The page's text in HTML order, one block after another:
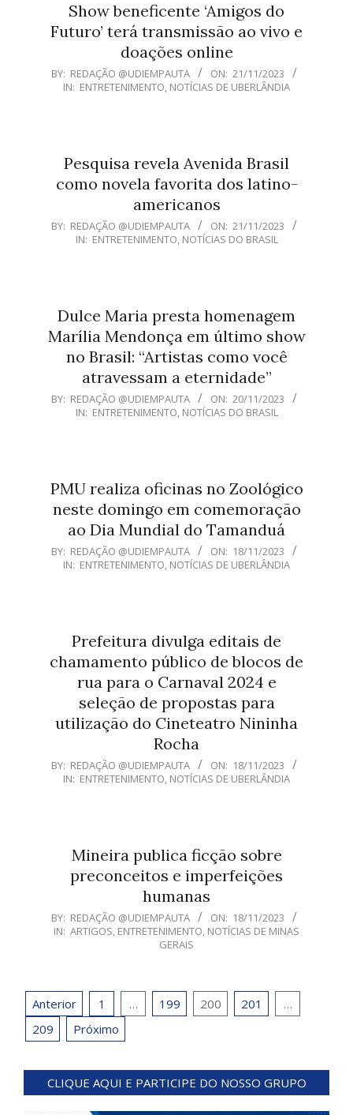
Show beneficente ‘Amigos do
Futuro’ terá transmissão ao vivo e
doações online
2023-
11-
BY: REDAÇÃO @UDIEMPAUTA ON: 21/11/2023
IN: ENTRETENIMENTO, NOTÍCIAS DE UBERLÂNDIA
Pesquisa revela Avenida Brasil
como novela favorita dos latino-
americanos
2023-
BY: REDAÇÃO @UDIEMPAUTA ON: 21/11/2023
IN: ENTRETENIMENTO, NOTÍCIAS DO BRASIL
Dulce Maria presta homenagem
Marília Mendonça em último show
no Brasil: “Artistas como você
atravessam a eternidade”
2023-
BY: REDAÇÃO @UDIEMPAUTA ON: 20/11/2023
IN: ENTRETENIMENTO, NOTÍCIAS DO BRASIL
PMU realiza oficinas no Zoológico
neste domingo em comemoração
ao Dia Mundial do Tamanduá
2023-
11-
BY: REDAÇÃO @UDIEMPAUTA ON: 18/11/2023
IN: ENTRETENIMENTO, NOTÍCIAS DE UBERLÂNDIA
Prefeitura divulga editais de
chamamento público de blocos de
rua para o Carnaval 2024 e
seleção de propostas para
utilização do Cineteatro Nininha
Rocha
2023-
11-
BY: REDAÇÃO @UDIEMPAUTA ON: 18/11/2023
IN: ENTRETENIMENTO, NOTÍCIAS DE UBERLÂNDIA
Mineira publica ficção sobre
preconceitos e imperfeições
humanas
2023-
11-
BY: REDAÇÃO @UDIEMPAUTA ON: 18/11/2023
IN: ARTIGOS, ENTRETENIMENTO, NOTÍCIAS DE MINAS
GERAIS
Paginação
de
Anterior 1 … 199 200 201
…
209
Próximo
CLIQUE AQUI E PARTICIPE DO NOSSO GRUPO